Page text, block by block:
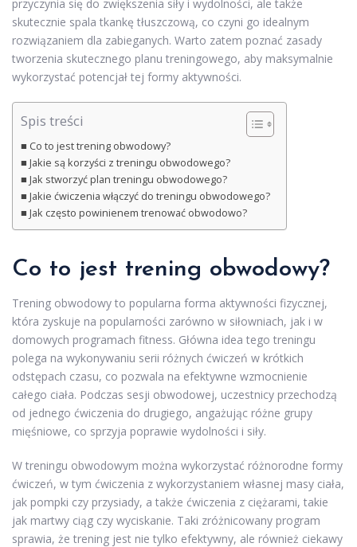
przyczynia się do zwiększenia siły i wydolności, ale także
skutecznie spala tkankę tłuszczową, co czyni go idealnym
rozwiązaniem dla zabieganych. Warto zatem poznać zasady
tworzenia skutecznego planu treningowego, aby maksymalnie
wykorzystać potencjał tej formy aktywności.
Spis treści
Co to jest trening obwodowy?
Jakie są korzyści z treningu obwodowego?
Jak stworzyć plan treningu obwodowego?
Jakie ćwiczenia włączyć do treningu obwodowego?
Jak często powinienem trenować obwodowo?
Co to jest trening obwodowy?
Trening obwodowy to popularna forma aktywności fizycznej,
która zyskuje na popularności zarówno w siłowniach, jak i w
domowych programach fitness. Główna idea tego treningu
polega na wykonywaniu serii różnych ćwiczeń w krótkich
odstępach czasu, co pozwala na efektywne wzmocnienie
całego ciała. Podczas sesji obwodowej, uczestnicy przechodzą
od jednego ćwiczenia do drugiego, angażując różne grupy
mięśniowe, co sprzyja poprawie wydolności i siły.
W treningu obwodowym można wykorzystać różnorodne formy
ćwiczeń, w tym ćwiczenia z wykorzystaniem własnej masy ciała,
jak pompki czy przysiady, a także ćwiczenia z ciężarami, takie
jak martwy ciąg czy wyciskanie. Taki zróżnicowany program
sprawia, że trening jest nie tylko efektywny, ale również ciekawy